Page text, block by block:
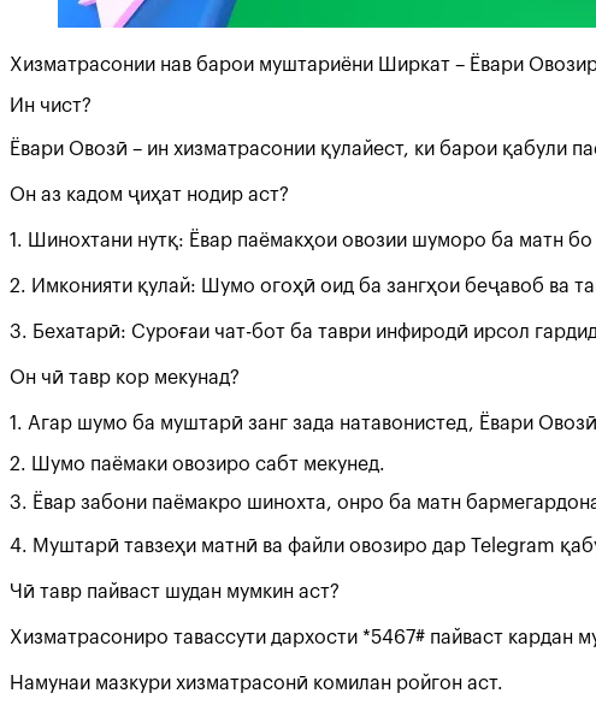
Хизматрасонии нав барои муштариёни Ширкат – Ёвари
Ин чист?
Ёвари Овозӣ – ин хизматрасонии қулайест, ки барои қабули
Он аз кадом ҷиҳат нодир аст?
1. Шинохтани нутқ: Ёвар паёмакҳои овозии шуморо ба матн
2. Имконияти қулай: Шумо огоҳӣ оид ба зангҳои беҷавоб ва
3. Бехатарӣ: Суроғаи чат-бот ба таври инфиродӣ ирсол
Он чӣ тавр кор мекунад?
1. Агар шумо ба муштарӣ занг зада натавонистед, Ёвари
2. Шумо паёмаки овозиро сабт мекунед.
3. Ёвар забони паёмакро шинохта, онро ба матн
4. Муштарӣ тавзеҳи матнӣ ва файли овозиро дар Telegram
Чӣ тавр пайваст шудан мумкин аст?
Хизматрасониро тавассути дархости *5467# пайваст кардан
Намунаи мазкури хизматрасонӣ комилан ройгон аст.